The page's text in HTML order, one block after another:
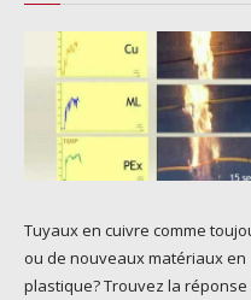
Tuyaux en cuivre comme
ou de nouveaux matériaux en
plastique? Trouvez la réponse